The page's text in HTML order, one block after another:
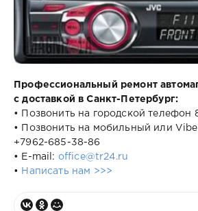
Профессиональный ремонт
с доставкой в Санкт-Петербург:
• Позвонить на городской телефон
• Позвонить на мобильный или
+7962-685-38-86
• E-mail: office@tr24.ru
•
Написать нам >>>